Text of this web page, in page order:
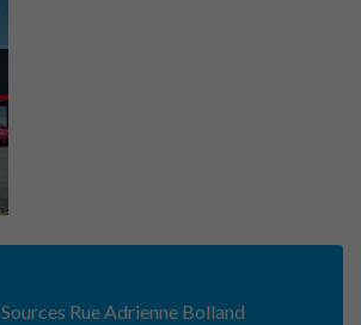
Rue Adrienne Bolland